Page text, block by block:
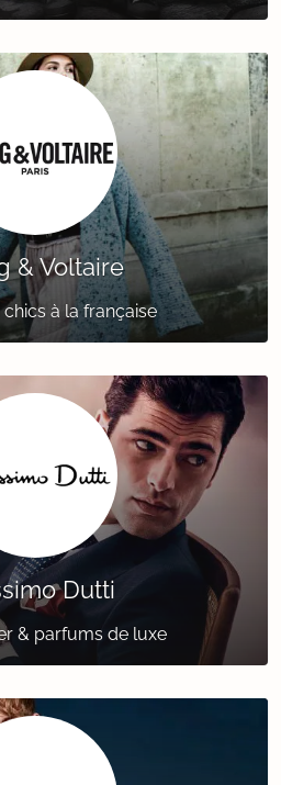
& Voltaire
à la française
Dutti
& parfums de luxe